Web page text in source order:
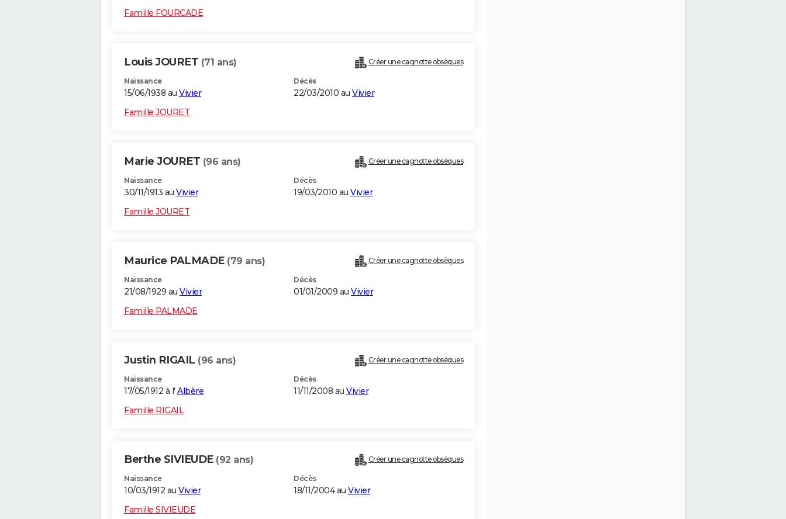
Famille FOURCADE
Louis JOURET (71 ans) Créer une cagnotte obsèques
Naissance
15/06/1938 au Vivier
Décès
22/03/2010 au Vivier
Famille JOURET
Marie JOURET (96 ans) Créer une cagnotte obsèques
Naissance
30/11/1913 au Vivier
Décès
19/03/2010 au Vivier
Famille JOURET
Maurice PALMADE (79 ans) Créer une cagnotte obsèques
Naissance
21/08/1929 au Vivier
Décès
01/01/2009 au Vivier
Famille PALMADE
Justin RIGAIL (96 ans) Créer une cagnotte obsèques
Naissance
17/05/1912 à l' Albère
Décès
11/11/2008 au Vivier
Famille RIGAIL
Berthe SIVIEUDE (92 ans) Créer une cagnotte obsèques
Naissance
10/03/1912 au Vivier
Décès
18/11/2004 au Vivier
Famille SIVIEUDE